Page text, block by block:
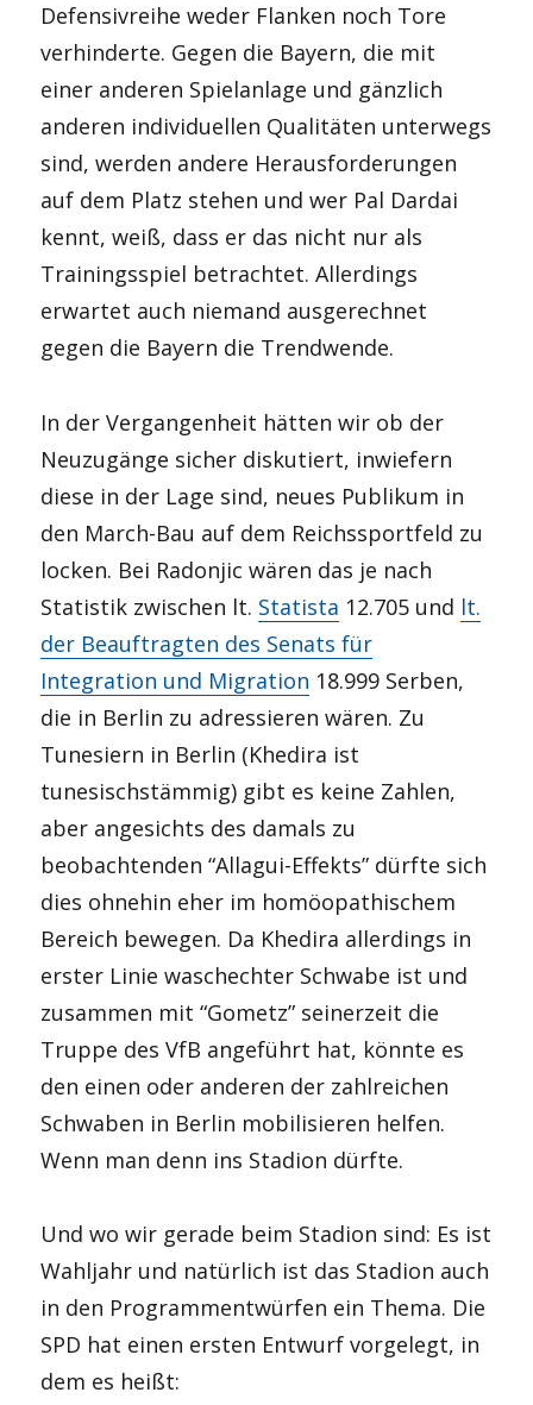
Defensivreihe weder Flanken noch Tore
verhinderte. Gegen die Bayern, die mit
einer anderen Spielanlage und gänzlich
anderen individuellen Qualitäten unterwegs
sind, werden andere Herausforderungen
auf dem Platz stehen und wer Pal Dardai
kennt, weiß, dass er das nicht nur als
Trainingsspiel betrachtet. Allerdings
erwartet auch niemand ausgerechnet
gegen die Bayern die Trendwende.
In der Vergangenheit hätten wir ob der
Neuzugänge sicher diskutiert, inwiefern
diese in der Lage sind, neues Publikum in
den March-Bau auf dem Reichssportfeld zu
locken. Bei Radonjic wären das je nach
Statistik zwischen lt. Statista 12.705 und lt.
der Beauftragten des Senats für
Integration und Migration 18.999 Serben,
die in Berlin zu adressieren wären. Zu
Tunesiern in Berlin (Khedira ist
tunesischstämmig) gibt es keine Zahlen,
aber angesichts des damals zu
beobachtenden “Allagui-Effekts” dürfte sich
dies ohnehin eher im homöopathischem
Bereich bewegen. Da Khedira allerdings in
erster Linie waschechter Schwabe ist und
zusammen mit “Gometz” seinerzeit die
Truppe des VfB angeführt hat, könnte es
den einen oder anderen der zahlreichen
Schwaben in Berlin mobilisieren helfen.
Wenn man denn ins Stadion dürfte.
Und wo wir gerade beim Stadion sind: Es ist
Wahljahr und natürlich ist das Stadion auch
in den Programmentwürfen ein Thema. Die
SPD hat einen ersten Entwurf vorgelegt, in
dem es heißt: